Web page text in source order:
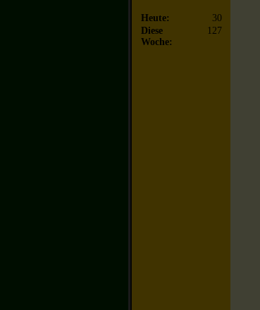
Heute:
30
Diese
Woche:
127